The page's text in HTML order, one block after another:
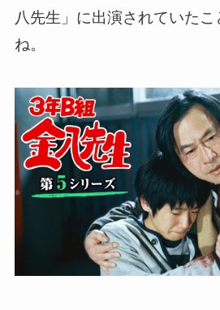
八先生」に出演されていたこ
ね。